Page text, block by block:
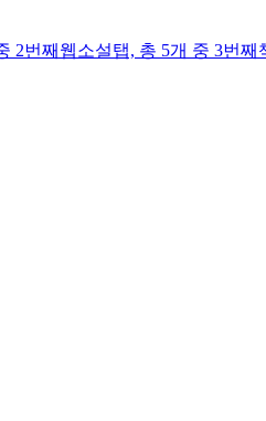
2번째 웹소설탭, 총 5개 중 3번째